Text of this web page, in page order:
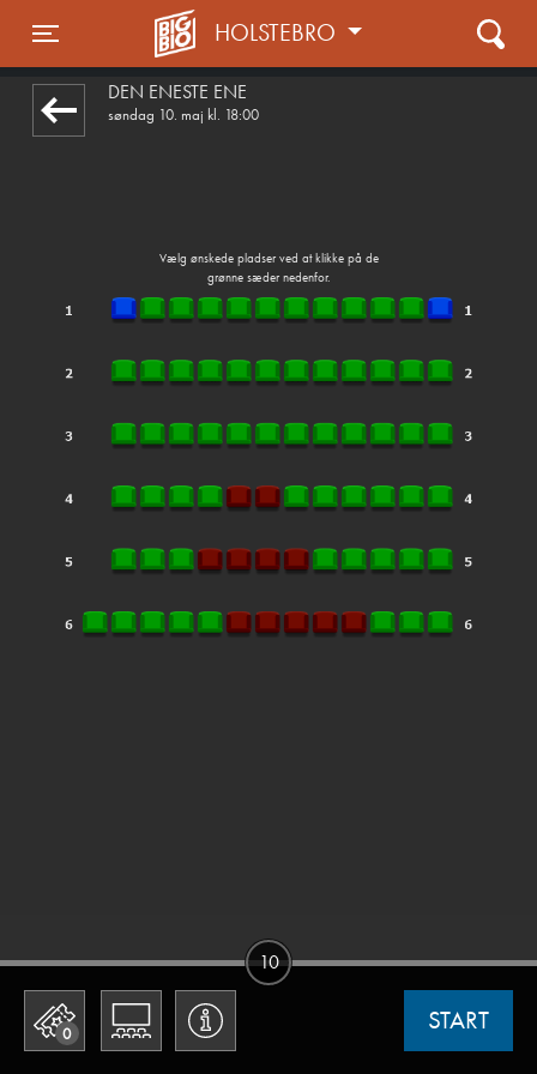
Toggle navigation
HOLSTEBRO
DEN ENESTE ENE
søndag 10. maj kl. 18:00
Vælg ønskede pladser ved at klikke på de
grønne sæder nedenfor.
0 START
10
front05-temp 110501